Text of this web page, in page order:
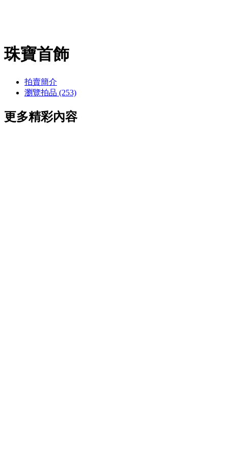
珠寶首飾
拍賣簡介
瀏覽拍品 (253)
更多精彩內容